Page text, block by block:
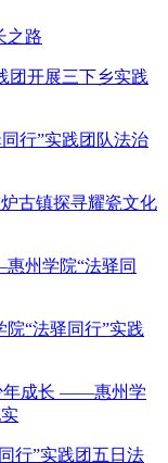
之路
团开展三下乡实践
行”实践团队法治
古镇探寻耀瓷文化
州学院“法驿同
“法驿同行”实践
年成长 ——惠州学
行”实践团五日法